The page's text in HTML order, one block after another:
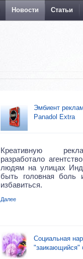
Новости Статьи
Эмбиент
Panadol Extra
Креативную
разработало
людям на улицах
быть головная
избавиться.
Далее
Социальная
"заикающийся"